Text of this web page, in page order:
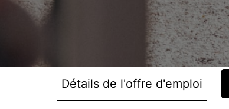
Détails de l'offre d'emploi